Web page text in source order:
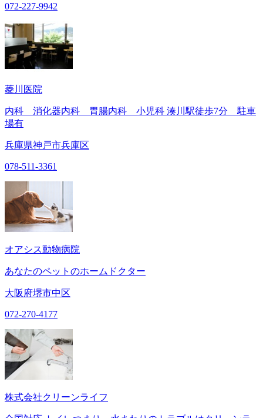
072-227-9942
菱川医院
内科 消化器内科 胃腸内科 小児科 湊川駅徒歩7分 駐車
場有
兵庫県神戸市兵庫区
078-511-3361
オアシス動物病院
あなたのペットのホームドクター
大阪府堺市中区
072-270-4177
株式会社クリーンライフ